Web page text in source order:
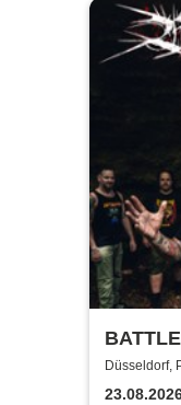
Düsseldorf,